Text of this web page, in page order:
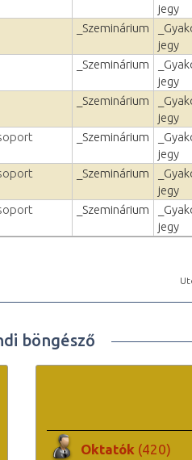
jegy
_Szeminárium
jegy
_Szeminárium
jegy
_Szeminárium
jegy
_Szeminárium
jegy
_Szeminárium
jegy
_Szeminárium
jegy
böngésző
Oktatók (420)